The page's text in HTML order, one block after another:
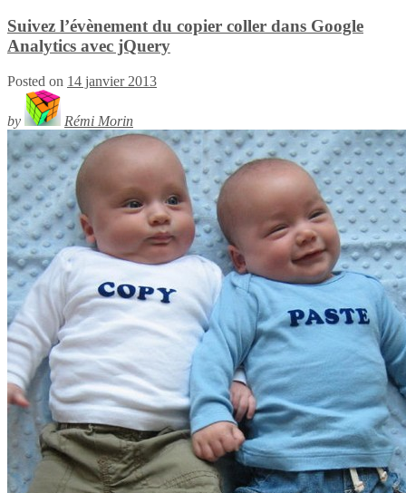
Suivez l’évènement du copier coller dans Google
Analytics avec jQuery
Posted on 14 janvier 2013
by Rémi Morin